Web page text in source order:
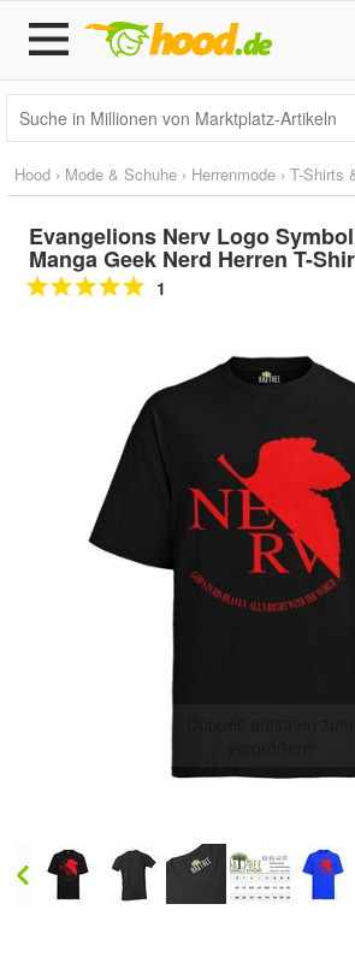
Hood › Mode & Schuhe › Herrenmode › T-Shirts
Evangelions Nerv Logo
Manga Geek Nerd Herren T-
1